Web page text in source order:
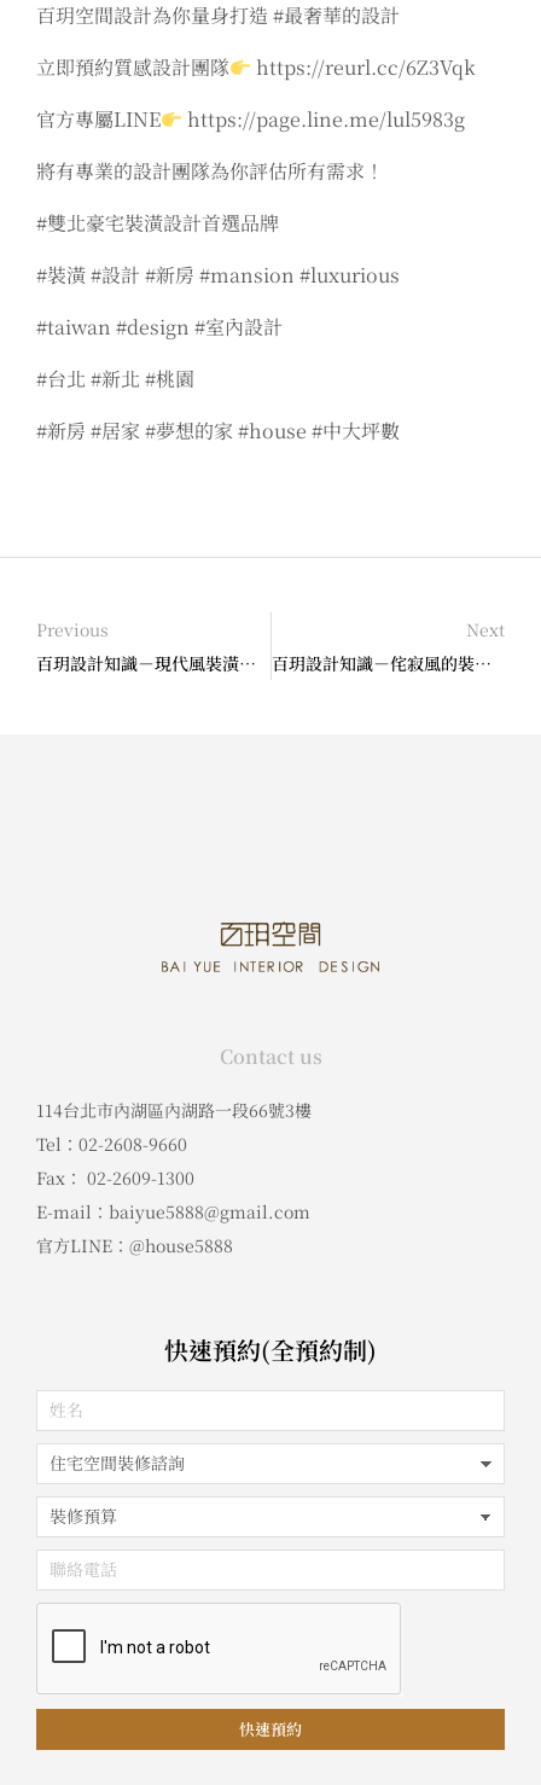
百玥空間設計為你量身打造 #最奢華的設計
立即預約質感設計團隊
https://reurl.cc/6Z3Vqk
官方專屬LINE
https://page.line.me/lul5983g
將有專業的設計團隊為你評估所有需求！
#雙北豪宅裝潢設計首選品牌
#裝潢 #設計 #新房 #mansion #luxurious
#taiwan #design #室內設計
#台北 #新北 #桃園
#新房 #居家 #夢想的家 #house #中大坪數
Previous
百玥設計知識－現代風裝潢介紹
Next
百玥設計知識－侘寂風的裝潢分析
Contact us
114台北市內湖區內湖路一段66號3樓
Tel：02-2608-9660
Fax： 02-2609-1300
E-mail：baiyue5888@gmail.com
官方LINE：@house5888
快速預約(全預約制)
快速預約